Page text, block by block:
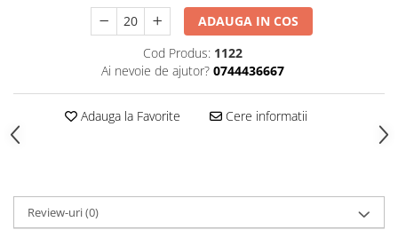
Buchete extravagante
ADAUGA IN COS
Cod Produs: 1122
Ai nevoie de ajutor? 0744436667
Adauga la Favorite Cere informatii
Review-uri(0)